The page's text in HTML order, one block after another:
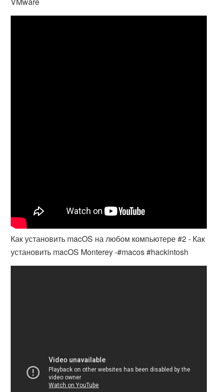
Как установить macOS на любом компьютере #2 - Как
установить macOS Monterey -#macos #hackintosh